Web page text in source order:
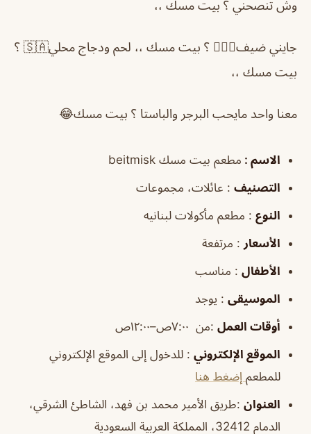
وش تنصحني ؟ بيت مسك ،،
جايني ضيف💆🏻‍♂️ ؟ بيت مسك ،، لحم ودجاج محلي🇸🇦 ؟
بيت مسك ،،
معنا واحد مايحب البرجر والباستا ؟ بيت مسك😂
الاسم : مطعم بيت مسك beitmisk
التصنيف : عائلات، مجموعات
النوع : مطعم مأكولات لبنانيه
الأسعار : مرتفعة
الأطفال : مناسب
الموسيقى : يوجد
أوقات العمل :من ٧:٠٠ص–١٢:٠٠ص
الموقع الإلكتروني : للدخول إلى الموقع الإلكتروني
للمطعم إضغط هنا
العنوان :طريق الأمير محمد بن فهد، الشاطئ الشرقي،
الدمام 32412، المملكة العربية السعودية